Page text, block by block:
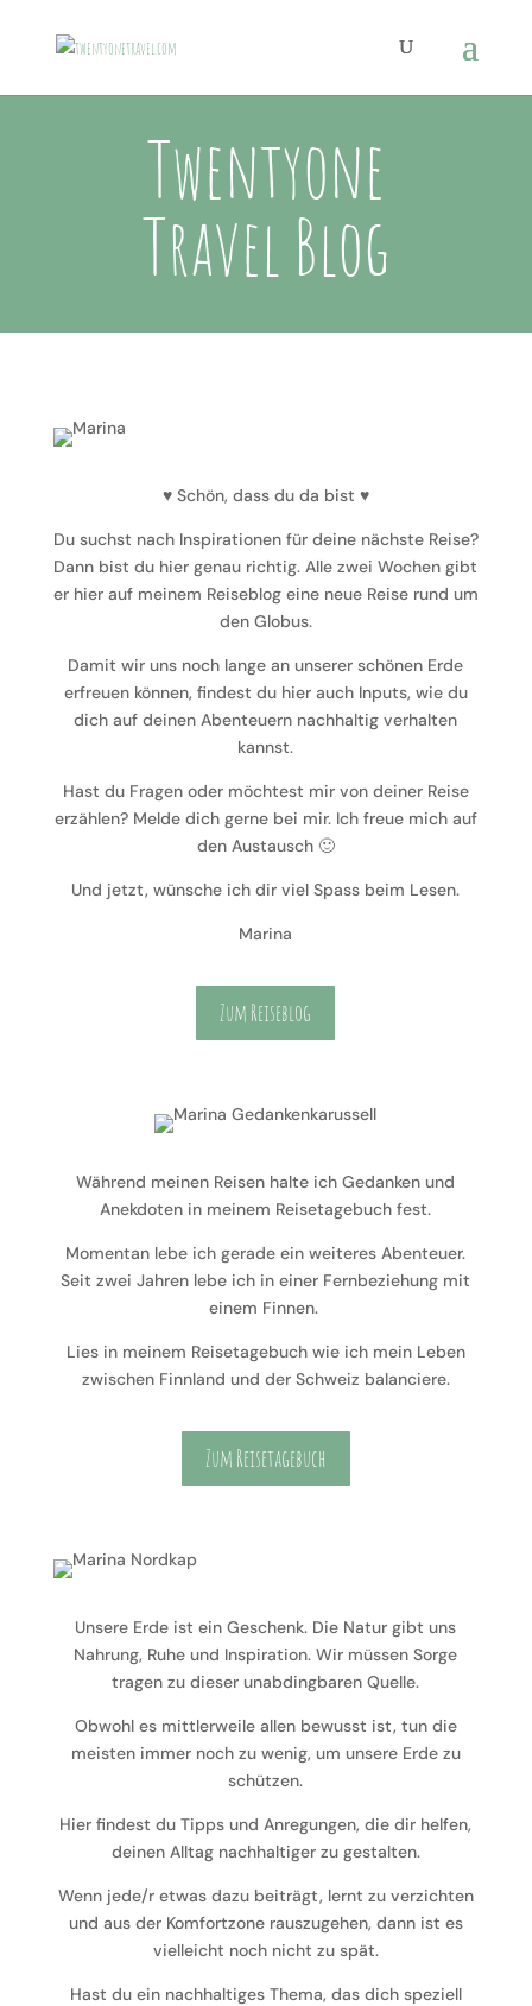
Twentyone
Travel Blog
♥ Schön, dass du da bist ♥
Du suchst nach Inspirationen für deine nächste Reise?
Dann bist du hier genau richtig. Alle zwei Wochen gibt
er hier auf meinem Reiseblog eine neue Reise rund um
den Globus.
Damit wir uns noch lange an unserer schönen Erde
erfreuen können, findest du hier auch Inputs, wie du
dich auf deinen Abenteuern nachhaltig verhalten
kannst.
Hast du Fragen oder möchtest mir von deiner Reise
erzählen? Melde dich gerne bei mir. Ich freue mich auf
den Austausch 🙂
Und jetzt, wünsche ich dir viel Spass beim Lesen.
Marina
Zum Reiseblog
Während meinen Reisen halte ich Gedanken und
Anekdoten in meinem Reisetagebuch fest.
Momentan lebe ich gerade ein weiteres Abenteuer.
Seit zwei Jahren lebe ich in einer Fernbeziehung mit
einem Finnen.
Lies in meinem Reisetagebuch wie ich mein Leben
zwischen Finnland und der Schweiz balanciere.
Zum Reisetagebuch
Unsere Erde ist ein Geschenk. Die Natur gibt uns
Nahrung, Ruhe und Inspiration. Wir müssen Sorge
tragen zu dieser unabdingbaren Quelle.
Obwohl es mittlerweile allen bewusst ist, tun die
meisten immer noch zu wenig, um unsere Erde zu
schützen.
Hier findest du Tipps und Anregungen, die dir helfen,
deinen Alltag nachhaltiger zu gestalten.
Wenn jede/r etwas dazu beiträgt, lernt zu verzichten
und aus der Komfortzone rauszugehen, dann ist es
vielleicht noch nicht zu spät.
Hast du ein nachhaltiges Thema, das dich speziell